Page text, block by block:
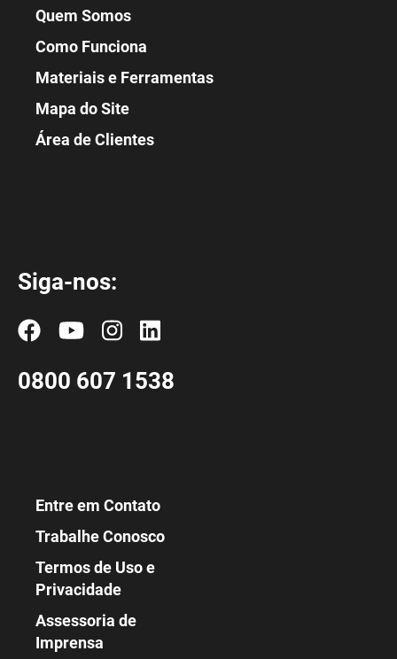
Quem Somos
Como Funciona
Materiais e Ferramentas
Mapa do Site
Área de Clientes
Siga-nos:
0800 607 1538
Entre em Contato
Trabalhe Conosco
Termos de Uso e
Privacidade
Assessoria de
Imprensa